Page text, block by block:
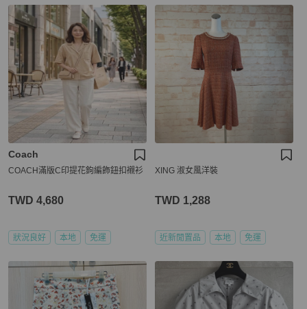
Coach
COACH滿版C印提花鉤編飾鈕扣襯衫
TWD 4,680
狀況良好 本地 免運
XING 淑女風洋裝
TWD 1,288
近新閒置品 本地 免運